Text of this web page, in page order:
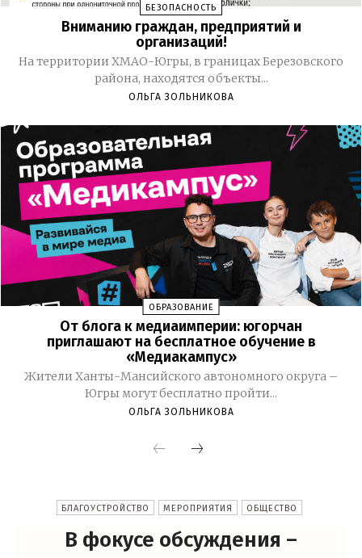
БЕЗОПАСНОСТЬ
Вниманию граждан, предприятий и
организаций!
На территории ХМАО-Югры, в границах Березовского
района, находятся объекты...
ОЛЬГА ЗОЛЬНИКОВА
ОБРАЗОВАНИЕ
От блога к медиаимперии: югорчан
приглашают на бесплатное обучение в
«Медиакампус»
Жители Ханты-Мансийского автономного округа –
Югры могут бесплатно пройти...
ОЛЬГА ЗОЛЬНИКОВА